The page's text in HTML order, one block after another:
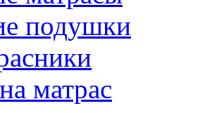
подушки
матрас